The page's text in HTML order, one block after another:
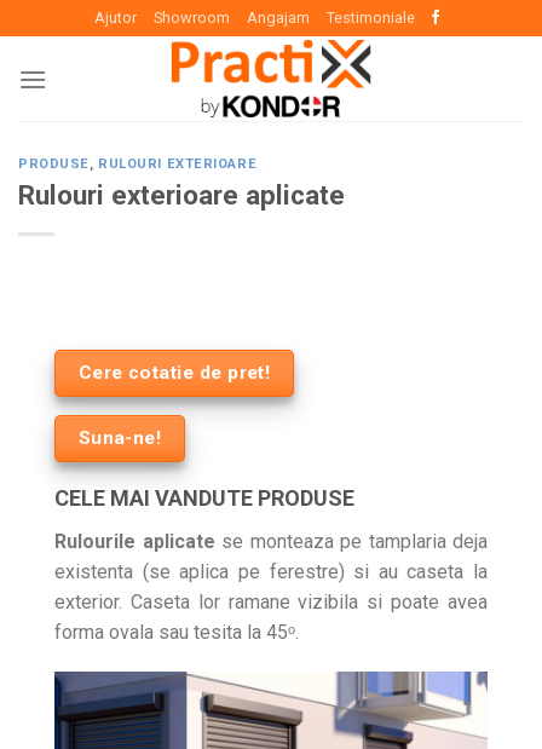
content
Ajutor Showroom Angajam Testimoniale
PRODUSE, RULOURI EXTERIOARE
Rulouri exterioare aplicate
Cere cotatie de pret!
Suna-ne!
CELE MAI VANDUTE PRODUSE
Rulourile aplicate se monteaza pe tamplaria deja
existenta (se aplica pe ferestre) si au caseta la
exterior. Caseta lor ramane vizibila si poate avea
forma ovala sau tesita la 45ᵒ.